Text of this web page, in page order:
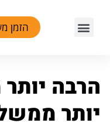
Menu הזמן
הרבה
יותר